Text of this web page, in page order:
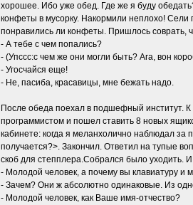
хорошее. Ибо уже обед. Где же я буду
конфеты в мусорку. Накормили неплохо! Сели
понравились ли конфеты. Пришлось соврать,
- А тебе с чем попались?
- (Упссс:с чем же они могли быть? Ага, вон
- Угосчайся еще!
- Не, пасиба, красавицы, мне бежать надо.
После обеда поехал в подшефный институт. К
программистом и пошел ставить 8 новых
кабинете: когда я меланхолично наблюдал за
получается?>. Закончил. Ответил на тупые
скоб для степплера.Собрался было уходить.
- Молодой человек, а почему вы клавиатуру и
- Зачем? Они ж абсолютно одинаковые. Из
- Молодой человек, как Ваше имя-отчество?